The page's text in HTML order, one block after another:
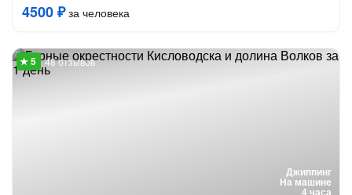
4500 ₽за человека
Джиппинг
На машине
4 часа
48 отзывов